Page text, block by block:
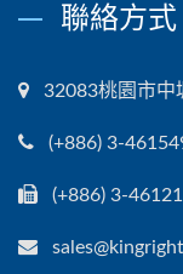
聯絡方式
32083桃園市中
(+886) 3-
(+886) 3-